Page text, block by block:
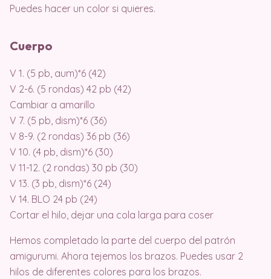
Puedes hacer un color si quieres.
Cuerpo
V 1. (5 pb, aum)*6 (42)
V 2-6. (5 rondas) 42 pb (42)
Cambiar a amarillo
V 7. (5 pb, dism)*6 (36)
V 8-9. (2 rondas) 36 pb (36)
V 10. (4 pb, dism)*6 (30)
V 11-12. (2 rondas) 30 pb (30)
V 13. (3 pb, dism)*6 (24)
V 14. BLO 24 pb (24)
Cortar el hilo, dejar una cola larga para coser
Hemos completado la parte del cuerpo del patrón
amigurumi. Ahora tejemos los brazos. Puedes usar 2
hilos de diferentes colores para los brazos.